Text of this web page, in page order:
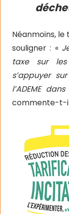
Néanmoins, le
souligner : «
taxe sur
s’appuyer
l’ADEME
commente-t-